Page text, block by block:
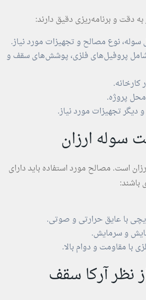
دقت و برنامه‌ریزی دقیق دارند:
سوله، نوع مصالح و تجهیزات مورد نیاز.
پروفیل‌های فلزی، پوشش‌های سقف و
پروژه.
تجهیزات مورد نیاز.
سوله ارزان
است. مصالح مورد استفاده باید دارای
باشند:
با عایق حرارتی و صوتی.
و سرمایش.
با مقاومت و دوام بالا.
نظر آرکا سقف